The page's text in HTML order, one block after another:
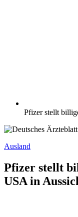
Pfizer stellt
Ausland
Pfizer stellt
USA in